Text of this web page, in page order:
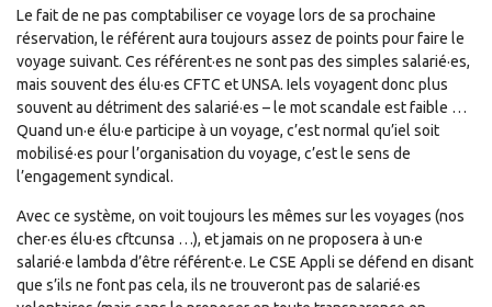
Le fait de ne pas comptabiliser ce voyage lors de sa prochaine
réservation, le référent aura toujours assez de points pour faire le
voyage suivant. Ces référent·es ne sont pas des simples salarié·es,
mais souvent des élu·es CFTC et UNSA. Iels voyagent donc plus
souvent au détriment des salarié·es – le mot scandale est faible …
Quand un·e élu·e participe à un voyage, c’est normal qu’iel soit
mobilisé·es pour l’organisation du voyage, c’est le sens de
l’engagement syndical.
Avec ce système, on voit toujours les mêmes sur les voyages (nos
cher·es élu·es cftcunsa …), et jamais on ne proposera à un·e
salarié·e lambda d’être référent·e. Le CSE Appli se défend en disant
que s’ils ne font pas cela, ils ne trouveront pas de salarié·es